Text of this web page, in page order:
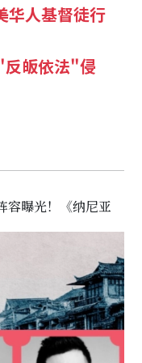
华人基督徒行
反皈依法"侵
容曝光！《纳尼亚